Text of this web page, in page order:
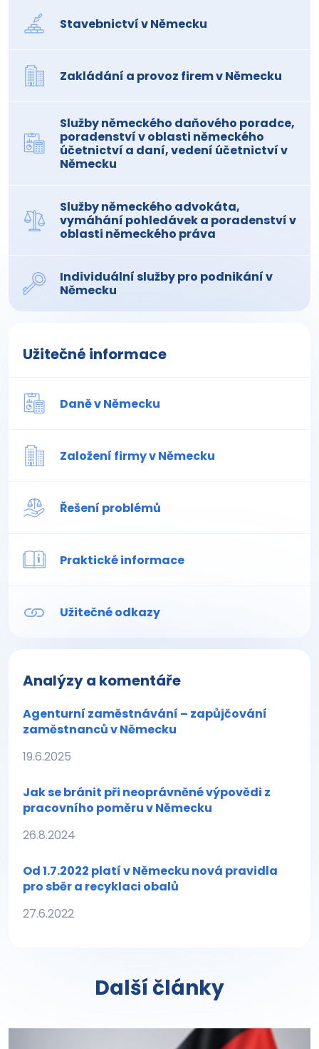
Stavebnictví v Německu
Zakládání a provoz firem v Německu
Služby německého daňového poradce,
poradenství v oblasti německého
účetnictví a daní, vedení účetnictví v
Německu
Služby německého advokáta,
vymáhání pohledávek a poradenství v
oblasti německého práva
Individuální služby pro podnikání v
Německu
Užitečné informace
Daně v Německu
Založení firmy v Německu
Řešení problémů
Praktické informace
Užitečné odkazy
Analýzy a komentáře
Agenturní zaměstnávání – zapůjčování
zaměstnanců v Německu
19.6.2025
Jak se bránit při neoprávněné výpovědi z
pracovního poměru v Německu
26.8.2024
Od 1.7.2022 platí v Německu nová pravidla
pro sběr a recyklaci obalů
27.6.2022
Další články